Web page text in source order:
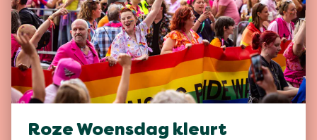
Roze Woensdag kleurt